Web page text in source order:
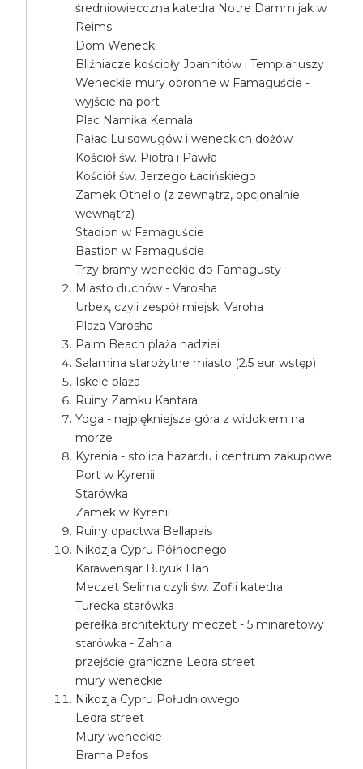
średniowiecczna katedra Notre Damm jak w
Reims
Dom Wenecki
Bliźniacze kościoły Joannitów i Templariuszy
Weneckie mury obronne w Famaguście -
wyjście na port
Plac Namika Kemala
Pałac Luisdwugów i weneckich dożów
Kościół św. Piotra i Pawła
Kościół św. Jerzego Łacińskiego
Zamek Othello (z zewnątrz, opcjonalnie
wewnątrz)
Stadion w Famaguście
Bastion w Famaguście
Trzy bramy weneckie do Famagusty
Miasto duchów - Varosha
Urbex, czyli zespół miejski Varoha
Plaża Varosha
Palm Beach plaża nadziei
Salamina starożytne miasto (2.5 eur wstęp)
Iskele plaża
Ruiny Zamku Kantara
Yoga - najpiękniejsza góra z widokiem na
morze
Kyrenia - stolica hazardu i centrum zakupowe
Port w Kyrenii
Starówka
Zamek w Kyrenii
Ruiny opactwa Bellapais
Nikozja Cypru Północnego
Karawensjar Buyuk Han
Meczet Selima czyli św. Zofii katedra
Turecka starówka
perełka architektury meczet - 5 minaretowy
starówka - Zahria
przejście graniczne Ledra street
mury weneckie
Nikozja Cypru Południowego
Ledra street
Mury weneckie
Brama Pafos